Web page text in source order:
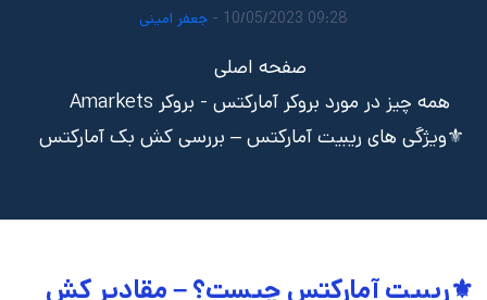
09:28 10/05/2023 - جعفر امینی
صفحه اصلی
همه چیز در مورد بروکر آمارکتس - بروکر Amarkets
⚜️ویژگی های ریبیت آمارکتس – بررسی کش بک آمارکتس
⚜️ریبیت آمارکتس چیست؟ – مقادیر کش